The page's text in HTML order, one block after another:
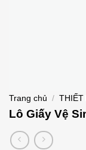
Trang chủ / THIẾT
Lô Giấy Vệ